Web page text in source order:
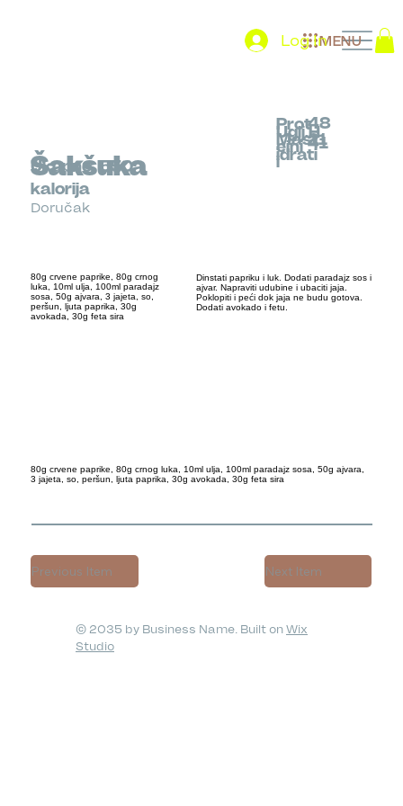
MENU
Log In
Šakšuka
Doručak
Ukupno
kalorija
550
Prot
eini
Uglj.H
idrati
48
Mast
i
41
21
80g crvene paprike, 80g crnog
luka, 10ml ulja, 100ml paradajz
sosa, 50g ajvara, 3 jajeta, so,
peršun, ljuta paprika, 30g
avokada, 30g feta sira
Dinstati papriku i luk. Dodati paradajz sos i
ajvar. Napraviti udubine i ubaciti jaja.
Poklopiti i peći dok jaja ne budu gotova.
Dodati avokado i fetu.
80g crvene paprike, 80g crnog luka, 10ml ulja, 100ml paradajz sosa, 50g ajvara,
3 jajeta, so, peršun, ljuta paprika, 30g avokada, 30g feta sira
Previous Item Next Item
© 2035 by Business Name. Built on Wix
Studio